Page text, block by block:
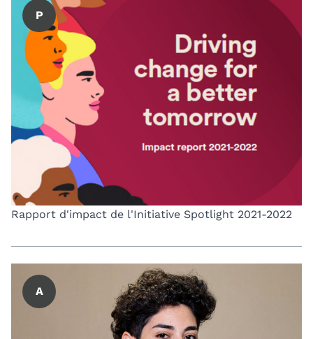
P
Rapport d'impact de l'Initiative Spotlight 2021-2022
A